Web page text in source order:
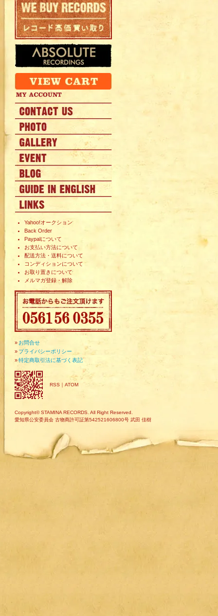
Yahoo!オークション
Back Order
Paypalについて
お支払い方法について
配送方法・送料について
コンディションについて
お取り置きについて
メルマガ登録・解除
» お問合せ
» プライバシーポリシー
»特定商取引法に基づく表記
RSS ｜ ATOM
Copyright© STAMINA RECORDS. All Right Reserved.
愛知県公安委員会 古物商許可証第542521606800号 武田 佳樹